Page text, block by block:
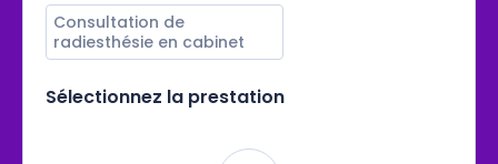
Consultation de
radiesthésie en cabinet
Sélectionnez la prestation